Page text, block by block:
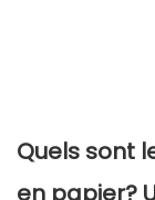
Quels sont
en papier?